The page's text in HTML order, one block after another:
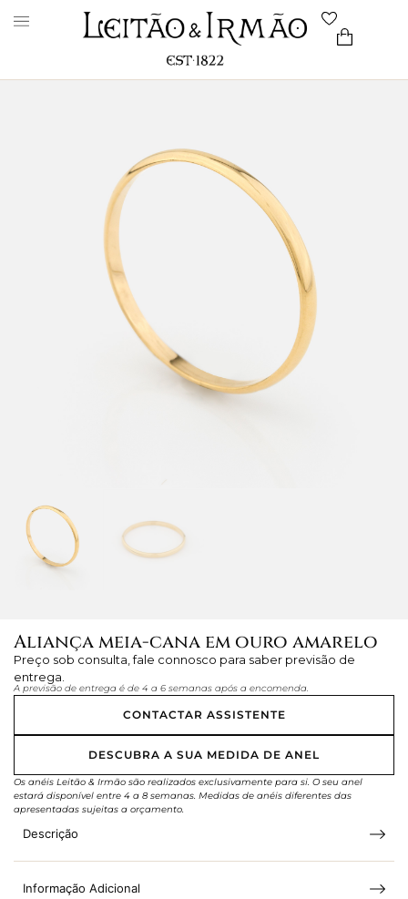
Aliança meia-cana em ouro amarelo
Preço sob consulta, fale connosco para saber previsão de
entrega.
A previsão de entrega é de 4 a 6 semanas após a encomenda.
CONTACTAR ASSISTENTE
DESCUBRA A SUA MEDIDA DE ANEL
Os anéis Leitão & Irmão são realizados exclusivamente para si. O seu anel
estará disponível entre 4 a 8 semanas. Medidas de anéis diferentes das
apresentadas sujeitas a orçamento.
Descrição
Informação Adicional